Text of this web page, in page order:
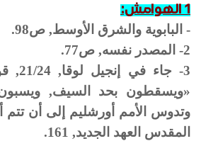
1 الهوامش:
- البابوية والشرق الأوسط, ص98.
2- المصدر نفسه, ص77.
3-
«ويسقطون بحد السيف,
وتدوس الأمم أورشليم إلى أن تتم
المقدس العهد الجديد, 161.